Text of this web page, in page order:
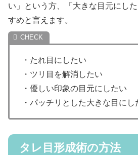
い」という方、「大きな目元にし
すめと言えます。
・たれ目にしたい
・ツリ目を解消したい
・優しい印象の目元にしたい
・パッチリとした大きな目にし
タレ目形成術の方法